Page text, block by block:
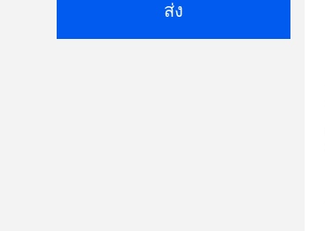
ส่ง